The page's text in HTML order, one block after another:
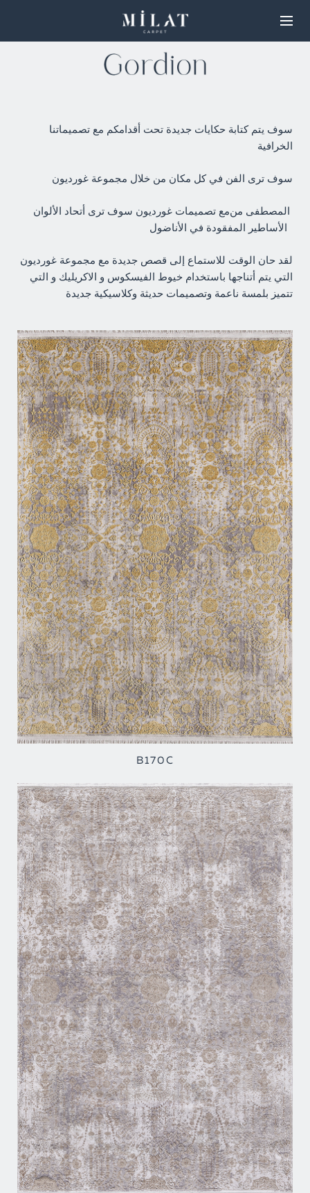
سوف يتم كتابة حكايات جديدة تحت أقدامكم مع تصميماتنا
الخرافية
سوف ترى الفن في كل مكان من خلال مجموعة غورديون
مع تصميمات غورديون سوف ترى أتحاد الألوانالمصطفى من
الأساطير المفقودة في الأناضول
لقد حان الوقت للاستماع إلى قصص جديدة مع مجموعة غورديون
التي يتم أتناجها باستخدام خيوط الفيسكوس و الاكريليك و التي
تتميز بلمسة ناعمة وتصميمات حديثة وكلاسيكية جديدة
B170C